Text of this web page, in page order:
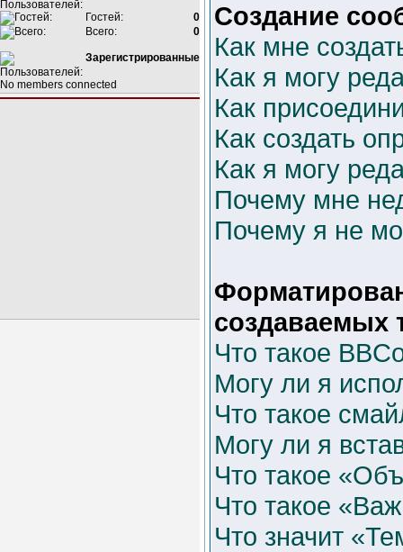
Гостей:
0
Всего:
0
Зарегистрированные
No members connected
Создание
Как мне
Как я могу
Как
Как создать
Как я могу
Почему мне
Почему я не
создаваемых
Что такое
Могу ли я
Что такое
Могу ли я
Что такое
Что такое
Что значит